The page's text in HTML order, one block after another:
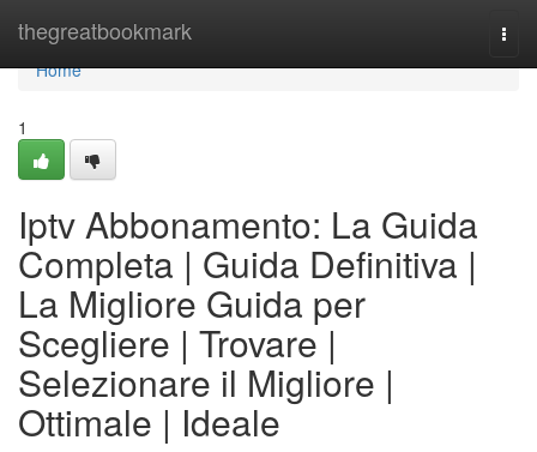
thegreatbookmark
Home
Home
1
Iptv Abbonamento: La Guida
Completa | Guida Definitiva |
La Migliore Guida per
Scegliere | Trovare |
Selezionare il Migliore |
Ottimale | Ideale